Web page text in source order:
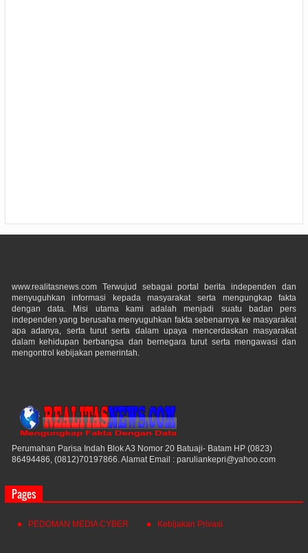
www.realitasnews.com Terwujud sebagai portal berita independen dan
menyuguhkan informasi kepada masyarakat serta mengungkap fakta
dengan data. Misi utama kami adalah menjadi suatu badan pers
independen yang berusaha menyuguhkan fakta sebenarnya ke masyarakat
apa adanya, serta turut serta dalam upaya mencerdaskan masyarakat
dalam kehidupan berbangsa dan bernegara turut serta mengawasi dan
mengontrol kebijakan pemerintah.
Perumahan Parisa Indah Blok A3 Nomor 20 Batuaji- Batam HP (0823)
86494486, (0812)70197866. Alamat Email : paruliankepri@yahoo.com
Pages
PEDOMAN MEDIA CYBER Kebijakan Privasi